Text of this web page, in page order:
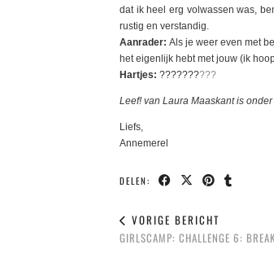
dat ik heel erg volwassen was,
rustig en verstandig.
Aanrader:Als je weer even met
het eigenlijk hebt met jouw (ik
Hartjes: ??????????
Leef! van Laura Maaskant is
Liefs,
Annemerel
DELEN:
VORIGE BERICHT
GIRLSCAMP: CHALLENGE 6: